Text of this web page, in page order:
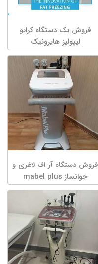
فروش یک دستگاه کرایو
لیپولیز هایرونیک
فروش‌ دستگاه آر اف لاغری و
جوانساز mabel plus